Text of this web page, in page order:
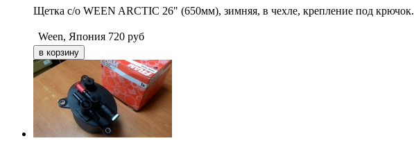
Щетка с/о WEEN ARCTIC 26" (650мм), зимняя, в чехле, крепление под крючок.
Ween, Япония 720 руб